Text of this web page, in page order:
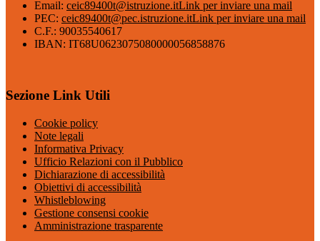
Email: ceic89400t@istruzione.itLink per inviare una mail
PEC: ceic89400t@pec.istruzione.itLink per inviare una mail
C.F.: 90035540617
IBAN: IT68U0623075080000056858876
Sezione Link Utili
Cookie policy
Note legali
Informativa Privacy
Ufficio Relazioni con il Pubblico
Dichiarazione di accessibilità
Obiettivi di accessibilità
Whistleblowing
Gestione consensi cookie
Amministrazione trasparente